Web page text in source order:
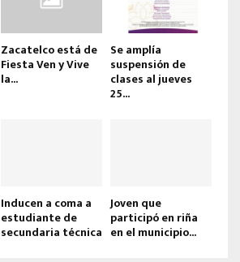
Zacatelco está de
Fiesta Ven y Vive
la...
Se amplía
suspensión de
clases al jueves
25...
Inducen a coma a
estudiante de
secundaria técnica
Joven que
participó en riña
en el municipio...